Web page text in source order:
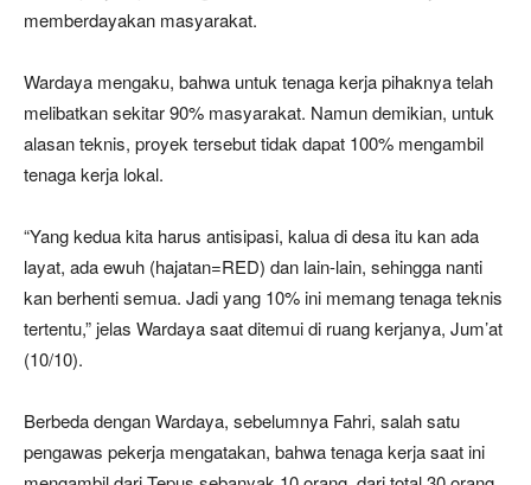
memberdayakan masyarakat.
Wardaya mengaku, bahwa untuk tenaga kerja pihaknya telah
melibatkan sekitar 90% masyarakat. Namun demikian, untuk
alasan teknis, proyek tersebut tidak dapat 100% mengambil
tenaga kerja lokal.
“Yang kedua kita harus antisipasi, kalua di desa itu kan ada
layat, ada ewuh (hajatan=RED) dan lain-lain, sehingga nanti
kan berhenti semua. Jadi yang 10% ini memang tenaga teknis
tertentu,” jelas Wardaya saat ditemui di ruang kerjanya, Jum’at
(10/10).
Berbeda dengan Wardaya, sebelumnya Fahri, salah satu
pengawas pekerja mengatakan, bahwa tenaga kerja saat ini